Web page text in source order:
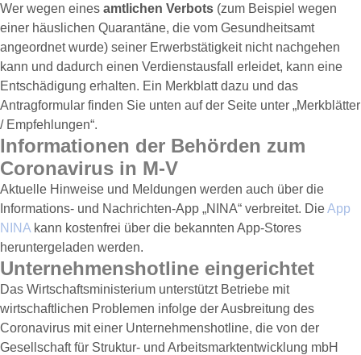
Wer wegen eines amtlichen Verbots (zum Beispiel wegen
einer häuslichen Quarantäne, die vom Gesundheitsamt
angeordnet wurde) seiner Erwerbstätigkeit nicht nachgehen
kann und dadurch einen Verdienstausfall erleidet, kann eine
Entschädigung erhalten. Ein Merkblatt dazu und das
Antragformular finden Sie unten auf der Seite unter „Merkblätter
/ Empfehlungen“.
Informationen der Behörden zum
Coronavirus in M-V
Aktuelle Hinweise und Meldungen werden auch über die
Informations- und Nachrichten-App „NINA“ verbreitet. DieApp
NINA kann kostenfrei über die bekannten App-Stores
heruntergeladen werden.
Unternehmenshotline eingerichtet
Das Wirtschaftsministerium unterstützt Betriebe mit
wirtschaftlichen Problemen infolge der Ausbreitung des
Coronavirus mit einer Unternehmenshotline, die von der
Gesellschaft für Struktur- und Arbeitsmarktentwicklung mbH